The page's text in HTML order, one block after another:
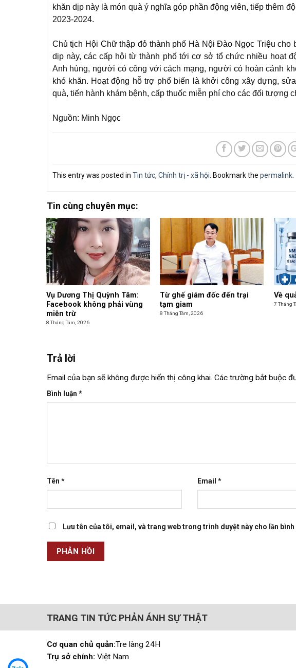
khăn dịp này là món quà ý nghĩa góp phần động viên, tiếp thêm
2023-2024.
Chủ tịch Hội Chữ thập đỏ thành phố Hà Nội Đào Ngọc Triệu
dịp này, các cấp hội từ thành phố tới cơ sở tổ chức nhiều hoạt
Anh hùng, người có công với cách mạng, người có hoàn cảnh
khó khăn. Hoạt động hỗ trợ phổ biến là khởi công xây dựng,
quà, tiến hành khám bệnh, cấp thuốc miễn phí cho các đối tượng
Nguồn: Minh Ngọc
This entry was posted in Tin tức, Chính trị - xã hội . Bookmark the permalink.
Tin cùng chuyên mục:
Vụ Dương Thị Quỳnh Tâm:
Facebook không phải vùng
miễn trừ
8 Tháng Tám, 2026
Từ ghế giám đốc đến trại
tạm giam
8 Tháng Tám, 2026
Về
7 Tháng
Trả lời
Email của bạn sẽ không được hiển thị công khai. Các trường bắt buộc
Bình luận *
Tên * Email *
Lưu tên của tôi, email, và trang web trong trình duyệt này cho lần
TRANG TIN TỨC PHẢN ÁNH SỰ THẬT
Cơ quan chủ quản:Tre làng 24H
Trụ sở chính: Việt Nam